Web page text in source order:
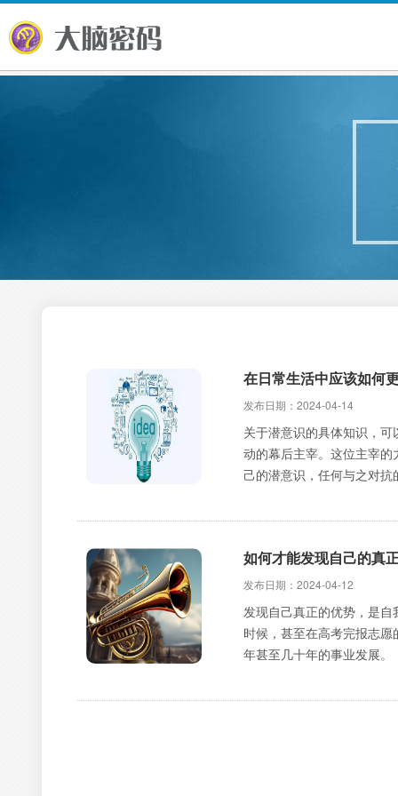
在日常生活中应该如何
发布日期：2024-04-14
关于潜意识的具体知识，
动的幕后主宰。这位主宰
己的潜意识，任何与之对抗
如何才能发现自己的真
发布日期：2024-04-12
发现自己真正的优势，是
时候，甚至在高考完报志
年甚至几十年的事业发展。